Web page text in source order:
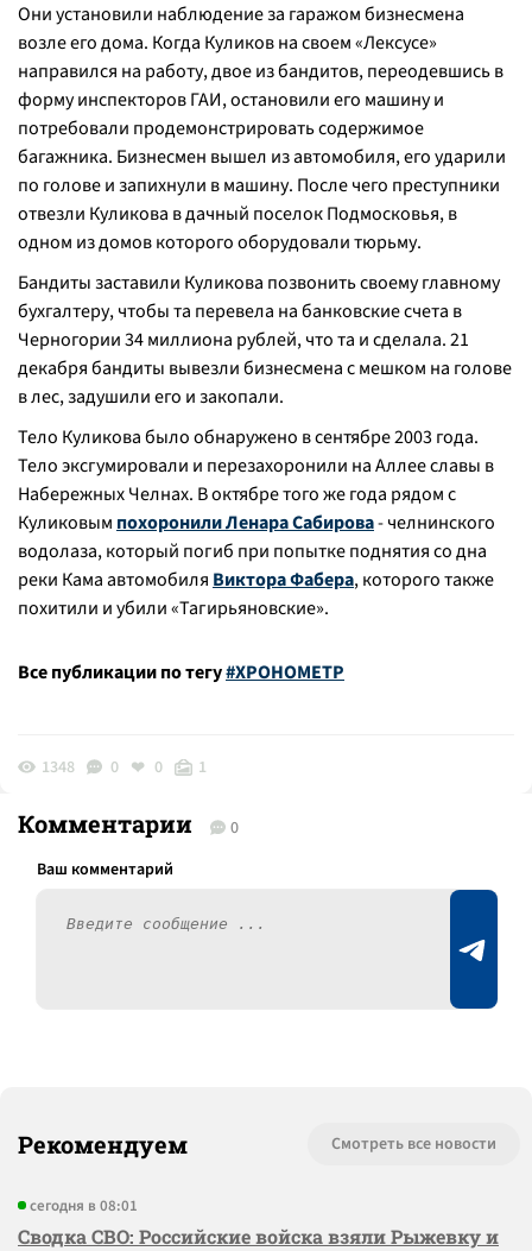
Они установили наблюдение за гаражом бизнесмена
возле его дома. Когда Куликов на своем «Лексусе»
направился на работу, двое из бандитов, переодевшись в
форму инспекторов ГАИ, остановили его машину и
потребовали продемонстрировать содержимое
багажника. Бизнесмен вышел из автомобиля, его ударили
по голове и запихнули в машину. После чего преступники
отвезли Куликова в дачный поселок Подмосковья, в
одном из домов которого оборудовали тюрьму.
Бандиты заставили Куликова позвонить своему главному
бухгалтеру, чтобы та перевела на банковские счета в
Черногории 34 миллиона рублей, что та и сделала. 21
декабря бандиты вывезли бизнесмена с мешком на голове
в лес, задушили его и закопали.
Тело Куликова было обнаружено в сентябре 2003 года.
Тело эксгумировали и перезахоронили на Аллее славы в
Набережных Челнах. В октябре того же года рядом с
Куликовым похоронили Ленара Сабирова- челнинского
водолаза, который погиб при попытке поднятия со дна
реки Кама автомобиля Виктора Фабера, которого также
похитили и убили «Тагирьяновские».
Все публикации по тегу#ХРОНОМЕТР
1348 0 0 1
Комментарии 0
Рекомендуем Смотреть все новости
сегодня в 08:01
Сводка СВО: Российские войска взяли Рыжевку и